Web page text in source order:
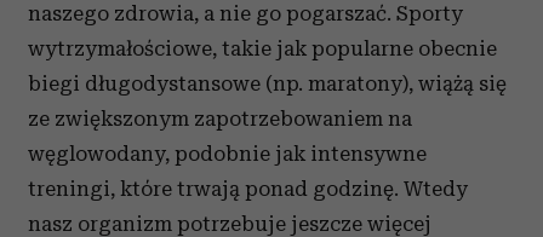
naszego zdrowia, a nie go pogarszać. Sporty
wytrzymałościowe, takie jak popularne obecnie
biegi długodystansowe (np. maratony), wiążą się
ze zwiększonym zapotrzebowaniem na
węglowodany, podobnie jak intensywne
treningi, które trwają ponad godzinę. Wtedy
nasz organizm potrzebuje jeszcze więcej